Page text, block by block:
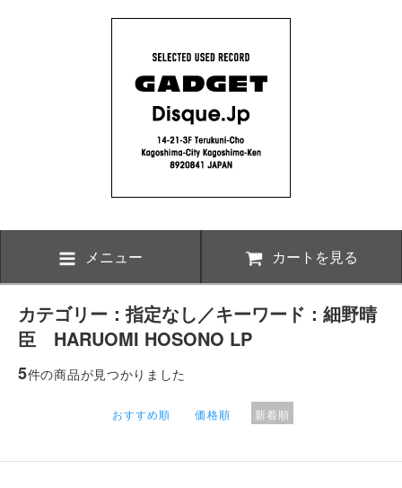
メニュー カートを見る
カテゴリー：指定なし／キーワード：細野晴
臣 HARUOMI HOSONO LP
5件の商品が見つかりました
おすすめ順 価格順 新着順